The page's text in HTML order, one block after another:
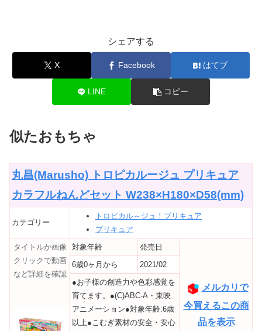
シェアする
X Facebook はてブ
LINE コピー
似たおもちゃ
丸昌(Marusho) トロピカルージュ プリキュア
カラフルねんどセット W238×H180×D58(mm)
カテゴリー
トロピカル～ジュ！プリキュア
プリキュア
タイトルか画像
クリックで動画
など詳細を確認
対象年齢 発売日
メルカリで
今買えるこの商
品を表示
6歳0ヶ月から
2021/02
●お子様の創造力や色彩感覚を
育てます。●(C)ABC-A・東映
アニメーション●対象年齢:6歳
以上●こむぎ素材の安全・安心